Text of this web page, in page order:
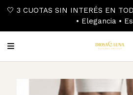
🤍 3 CUOTAS SIN INTERÉS EN
• Elegancia •